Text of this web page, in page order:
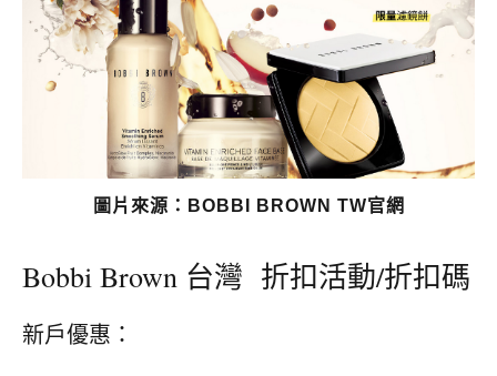
圖片來源：BOBBI BROWN TW官網
Bobbi Brown 台灣 折扣活動/折扣碼
新戶優惠：